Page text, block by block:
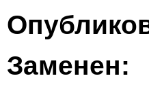
Заменен: